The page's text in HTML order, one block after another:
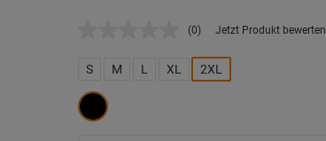
Kein
Link
auf
(0) Jetzt Produkt bewerten
S M L XL 2XL